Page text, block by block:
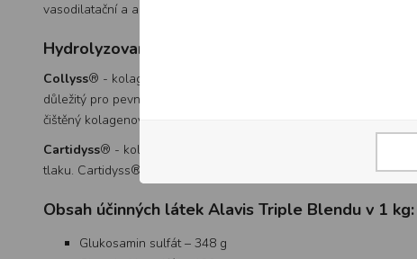
vasodilatační a antiedematózní účinek. Má své uplatnění také
Hydrolyzované kolageny Collyss® a Cartidyss®
Collyss® - kolagen typu I v nejvyšší kvalitě – se vyskytuje v
důležitý pro pevnost šlach a tím i pro zpevnění pohybového
čištěný kolagenový hydrolyzát získávaný z chrupavek mořských ryb.
Cartidyss® - kolagen typu II v nejvyšší kvalitě – udržuje tvar
tlaku. Cartidyss® je čištěný kolagenový hydrolyzát získávaný z
Obsah účinných látek Alavis Triple Blendu v 1 kg:
Glukosamin sulfát – 348 g